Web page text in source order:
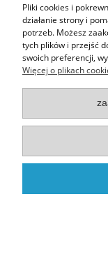
Realizacja -
Pliki cookies i
działanie strony i
potrzeb. Możesz
tych plików i przejść
swoich preferencji,
Więcej o plikach